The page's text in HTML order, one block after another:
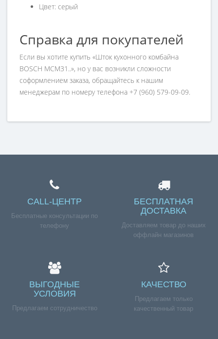
Цвет: серый
Справка для покупателей
Если вы хотите купить «Шток кухонного комбайна
BOSCH MCM31..», но у вас возникли сложности
соформлением заказа, обращайтесь к нашим
менеджерам по номеру телефона +7 (960) 579-09-09.
CALL-ЦЕНТР
Бесплатные консультации по
телефону
БЕСПЛАТНАЯ
ДОСТАВКА
Доставляем товар до наших
оффлайн магазинов
ВЫГОДНЫЕ
УСЛОВИЯ
Предлагаем сотрудничество
КАЧЕСТВО
Предлагаем только
качественный товар